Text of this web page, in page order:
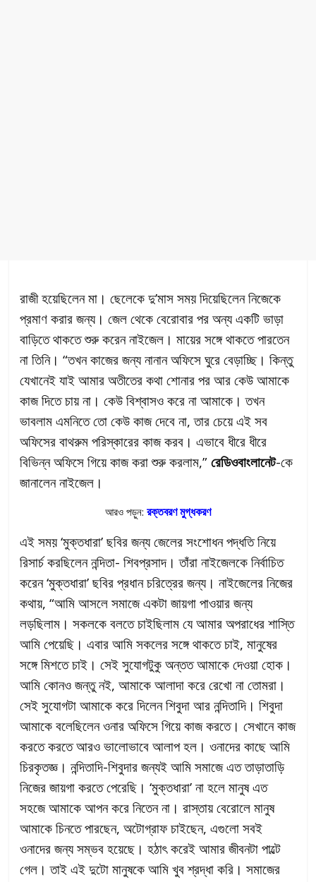
রাজী হয়েছিলেন মা। ছেলেকে দু’মাস সময় দিয়েছিলেন নিজেকে
প্রমাণ করার জন্য। জেল থেকে বেরোবার পর অন্য একটি ভাড়া
বাড়িতে থাকতে শুরু করেন নাইজেল। মায়ের সঙ্গে থাকতে পারতেন
না তিনি। “তখন কাজের জন্য নানান অফিসে ঘুরে বেড়াচ্ছি। কিন্তু
যেখানেই যাই আমার অতীতের কথা শোনার পর আর কেউ আমাকে
কাজ দিতে চায় না। কেউ বিশ্বাসও করে না আমাকে। তখন
ভাবলাম এমনিতে তো কেউ কাজ দেবে না, তার চেয়ে এই সব
অফিসের বাথরুম পরিস্কারের কাজ করব। এভাবে ধীরে ধীরে
বিভিন্ন অফিসে গিয়ে কাজ করা শুরু করলাম,”রেডিওবাংলানেট-কে
জানালেন নাইজেল।
আরও পড়ুন: রক্তবরণ মুগ্ধকরণ
এই সময় ‘মুক্তধারা’ ছবির জন্য জেলের সংশোধন পদ্ধতি নিয়ে
রিসার্চ করছিলেন নন্দিতা- শিবপ্রসাদ। তাঁরা নাইজেলকে নির্বাচিত
করেন ‘মুক্তধারা’ ছবির প্রধান চরিত্রের জন্য। নাইজেলের নিজের
কথায়, “আমি আসলে সমাজে একটা জায়গা পাওয়ার জন্য
লড়ছিলাম। সকলকে বলতে চাইছিলাম যে আমার অপরাধের শাস্তি
আমি পেয়েছি। এবার আমি সকলের সঙ্গে থাকতে চাই, মানুষের
সঙ্গে মিশতে চাই। সেই সুযোগটুকু অন্তত আমাকে দেওয়া হোক।
আমি কোনও জন্তু নই, আমাকে আলাদা করে রেখো না তোমরা।
সেই সুযোগটা আমাকে করে দিলেন শিবুদা আর নন্দিতাদি। শিবুদা
আমাকে বলেছিলেন ওনার অফিসে গিয়ে কাজ করতে। সেখানে কাজ
করতে করতে আরও ভালোভাবে আলাপ হল। ওনাদের কাছে আমি
চিরকৃতজ্ঞ। নন্দিতাদি-শিবুদার জন্যই আমি সমাজে এত তাড়াতাড়ি
নিজের জায়গা করতে পেরেছি। ‘মুক্তধারা’ না হলে মানুষ এত
সহজে আমাকে আপন করে নিতেন না। রাস্তায় বেরোলে মানুষ
আমাকে চিনতে পারছেন, অটোগ্রাফ চাইছেন, এগুলো সবই
ওনাদের জন্য সম্ভব হয়েছে। হঠাৎ করেই আমার জীবনটা পাল্টে
গেল। তাই এই দুটো মানুষকে আমি খুব শ্রদ্ধা করি। সমাজের